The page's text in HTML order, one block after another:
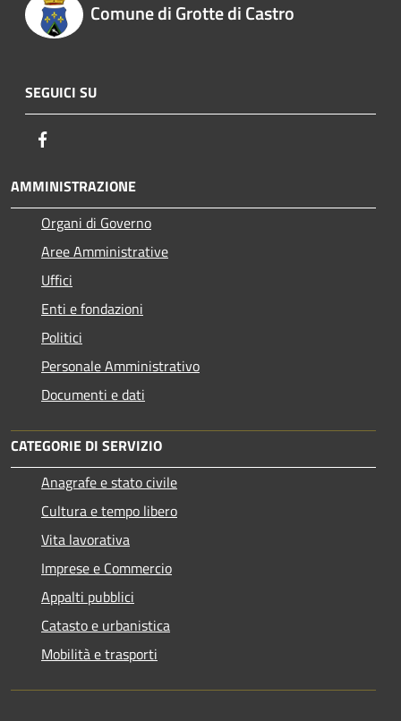
Comune di Grotte di Castro
SEGUICI SU
AMMINISTRAZIONE
Organi di Governo
Aree Amministrative
Uffici
Enti e fondazioni
Politici
Personale Amministrativo
Documenti e dati
CATEGORIE DI SERVIZIO
Anagrafe e stato civile
Cultura e tempo libero
Vita lavorativa
Imprese e Commercio
Appalti pubblici
Catasto e urbanistica
Mobilità e trasporti